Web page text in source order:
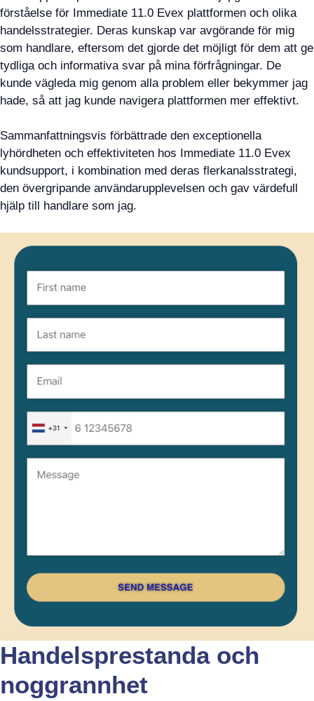
förståelse för Immediate 11.0 Evex plattformen och olika
handelsstrategier. Deras kunskap var avgörande för mig
som handlare, eftersom det gjorde det möjligt för dem att ge
tydliga och informativa svar på mina förfrågningar. De
kunde vägleda mig genom alla problem eller bekymmer jag
hade, så att jag kunde navigera plattformen mer effektivt.
Sammanfattningsvis förbättrade den exceptionella
lyhördheten och effektiviteten hos Immediate 11.0 Evex
kundsupport, i kombination med deras flerkanalsstrategi,
den övergripande användarupplevelsen och gav värdefull
hjälp till handlare som jag.
Handelsprestanda och
noggrannhet